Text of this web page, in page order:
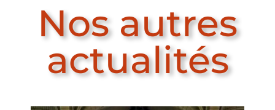
Nos autres
actualités